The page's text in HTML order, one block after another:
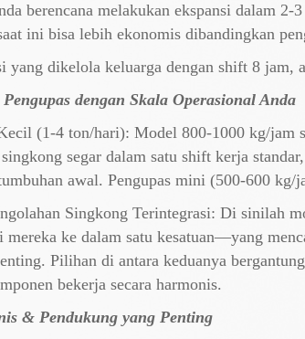
berencana melakukan ekspansi dalam
ini bisa lebih ekonomis dibandingkan
yang dikelola keluarga dengan shift 8 jam,
dengan Skala Operasional Anda
(1-4 ton/hari): Model 800-1000 kg/
segar dalam satu shift kerja
awal. Pengupas mini (500-600
Singkong Terintegrasi: Di ​​sinilah
ke dalam satu kesatuan—yang
Pilihan di antara keduanya
bekerja secara harmonis.
& Pendukung yang Penting